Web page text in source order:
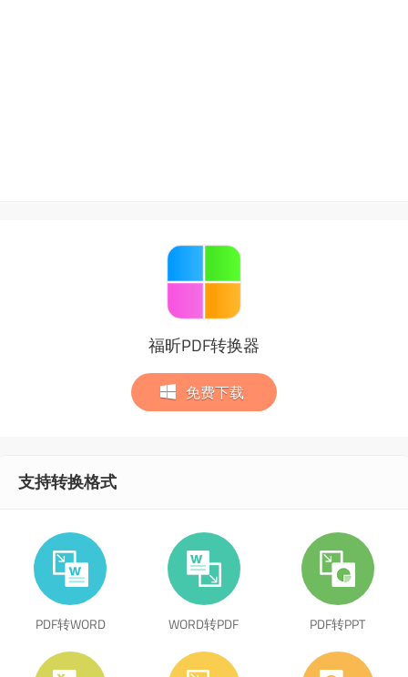
福昕PDF转换器
免费下载
支持转换格式
PDF转WORD WORD转PDF PDF转PPT